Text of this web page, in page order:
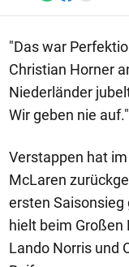
"Das war
Christian Horner
Niederländer
Wir geben nie auf."
Verstappen hat
McLaren
ersten
hielt beim Großen
Lando Norris und